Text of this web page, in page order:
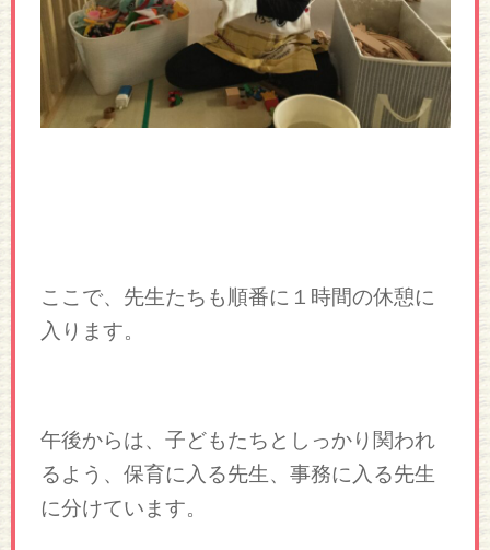
ここで、先生たちも順番に１時間の休憩に
入ります。
午後からは、子どもたちとしっかり関われ
るよう、保育に入る先生、事務に入る先生
に分けています。